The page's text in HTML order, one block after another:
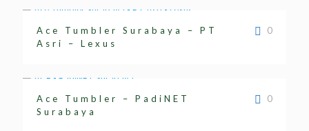
Ace Tumbler Surabaya – PT
Asri – Lexus
0
Ace Tumbler – PadiNET
Surabaya
0